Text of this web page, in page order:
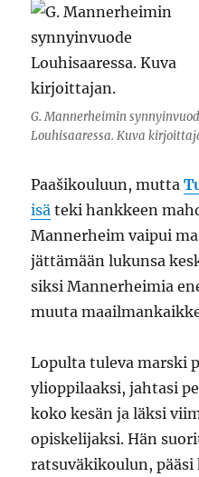
G. Mannerheimin
Louhisaaressa. Kuva
Paašikouluun, mutta
isä teki hankkeen
Mannerheim vaipui
jättämään lukunsa
siksi Mannerheimia
muuta
Lopulta tuleva marski
ylioppilaaksi, jahtasi
koko kesän ja läksi
opiskelijaksi. Hän
ratsuväkikoulun,